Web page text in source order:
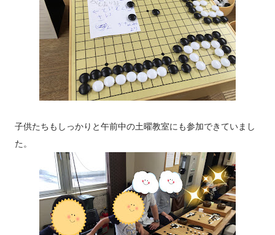
子供たちもしっかりと午前中の土曜教室にも参加できていまし
た。